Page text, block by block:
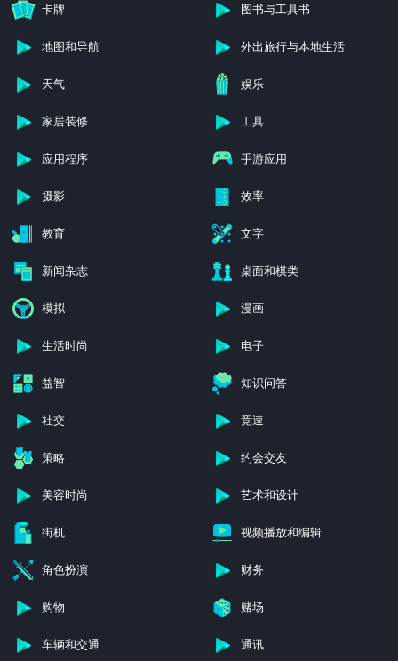
卡牌 图书与工具书
地图和导航 外出旅行与本地生活
天气 娱乐
家居装修 工具
应用程序 手游应用
摄影 效率
教育 文字
新闻杂志 桌面和棋类
模拟 漫画
生活时尚 电子
益智 知识问答
社交 竞速
策略 约会交友
美容时尚 艺术和设计
街机 视频播放和编辑
角色扮演 财务
购物 赌场
车辆和交通 通讯